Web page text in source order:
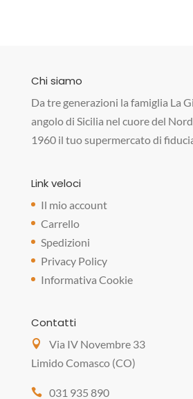
Chi siamo
Da tre generazioni la famiglia La
angolo di Sicilia nel cuore del
1960 il tuo supermercato di
Link veloci
Il mio account
Carrello
Spedizioni
Privacy Policy
Informativa Cookie
Contatti
Via IV Novembre 33
Limido Comasco (CO)
031 935 890